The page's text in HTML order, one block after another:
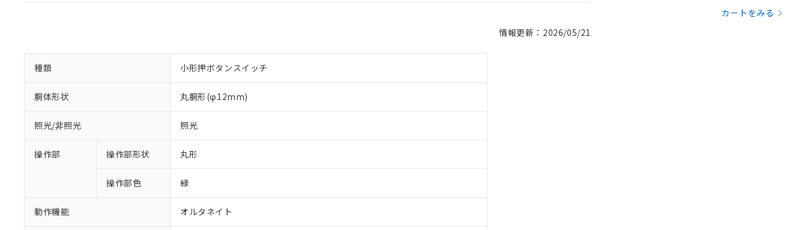
情報更新：2026/05/21
種類 小形押ボタンスイッチ
胴体形状 丸胴形(φ12mm)
照光/非照光 照光
操作部 操作部形状 丸形
操作部色 緑
動作機能 オルタネイト
カートをみる